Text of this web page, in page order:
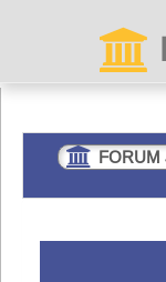
ConnexionFORUM